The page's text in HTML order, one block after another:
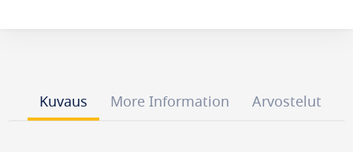
Kuvaus More Information Arvostelut